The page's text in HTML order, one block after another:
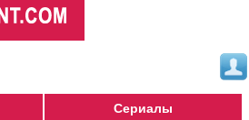
Сериалы